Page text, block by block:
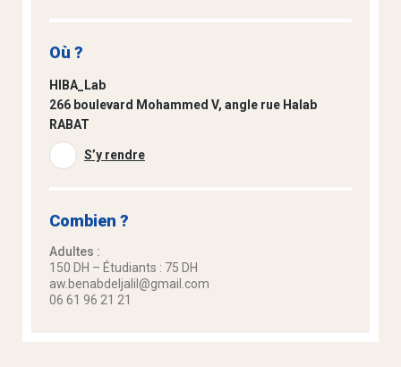
Où ?
HIBA_Lab
266 boulevard Mohammed V, angle rue Halab
RABAT
S’y rendre
Combien ?
Adultes :
150 DH – Étudiants : 75 DH
aw.benabdeljalil@gmail.com
06 61 96 21 21